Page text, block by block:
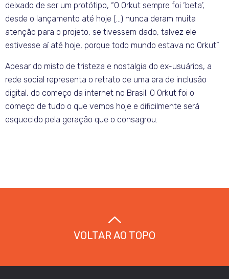
deixado de ser um protótipo, “O Orkut sempre foi ‘beta’,
desde o lançamento até hoje (…) nunca deram muita
atenção para o projeto, se tivessem dado, talvez ele
estivesse aí até hoje, porque todo mundo estava no Orkut”.
Apesar do misto de tristeza e nostalgia do ex-usuários, a
rede social representa o retrato de uma era de inclusão
digital, do começo da internet no Brasil. O Orkut foi o
começo de tudo o que vemos hoje e dificilmente será
esquecido pela geração que o consagrou.
VOLTAR AO TOPO